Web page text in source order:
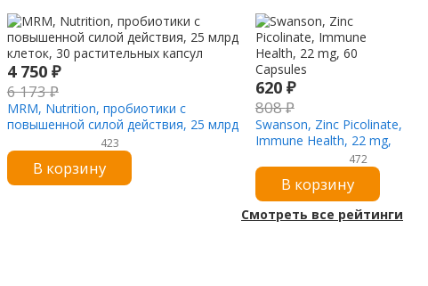
4 750 ₽
6 173₽
MRM, Nutrition, пробиотики с
повышенной силой действия, 25 млрд
клеток, 30 растительных капсул
423
В корзину
620 ₽
808₽
Swanson, Zinc Picolinate,
Immune Health, 22 mg,
472
В корзину
Смотреть все рейтинги